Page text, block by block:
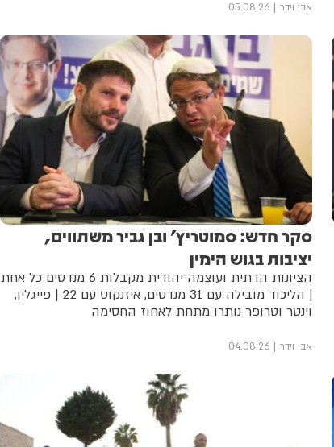
אבי וידר 05.08.26
סקר חדש: סמוטריץ' ובן גביר משתווים,
יציבות בגוש הימין
הציונות הדתית ועוצמה יהודית מקבלות 6 מנדטים כל אחת
| הליכוד מובילה עם 31 מנדטים, איזנקוט עם 22 | פייגלין,
וינטר וטרופר נותרו מתחת לאחוז החסימה
אבי וידר 04.08.26